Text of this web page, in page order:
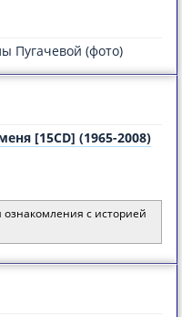
Пугачевой (фото)
[15CD] (1965-2008)
с историей